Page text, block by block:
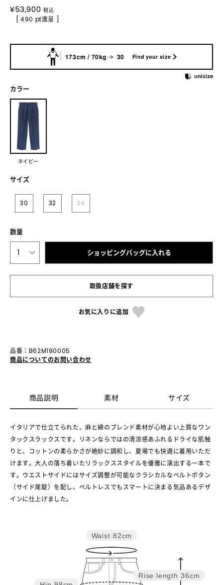
¥53,900 税込
[ 490 pt進呈 ]
173cm / 70kg 30 Find your size
カラー
ネイビー
サイズ
30 32 34
数量
1 ショッピングバッグに入れる
取扱店舗を探す
お気に入りに追加
品番：B62M190005
商品についてのお問い合わせ
商品説明 素材 サイズ
イタリアで仕立てられた、麻と綿のブレンド素材が心地よい上質なワン
タックスラックスです。リネンならではの清涼感あふれるドライな肌触
りと、コットンの柔らかさが絶妙に調和し、夏場でも快適に着用いただ
けます。大人の落ち着いたリラックススタイルを優雅に演出する一本で
す。ウエストサイドにはサイズ調整が可能なクラシカルなベルトボタン
（サイド尾錠）を配し、ベルトレスでもスマートに決まる気品あるデザ
インに仕上げました。
Rise length 36cm
Waist 82cm